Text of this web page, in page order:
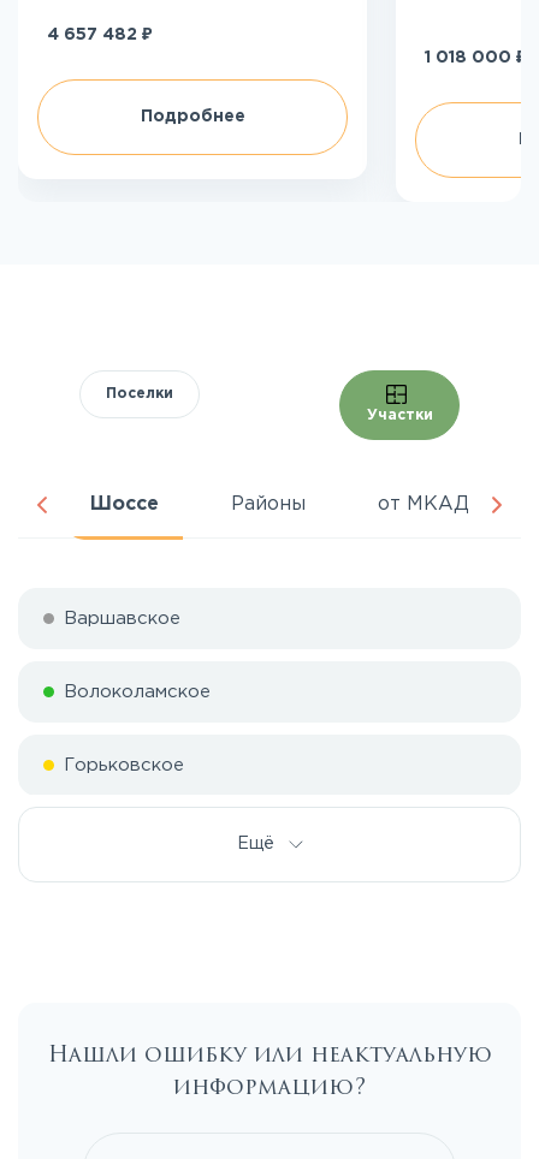
4 657 482 ₽
Подробнее
1 018 000 ₽
Поселки
Участки
Шоссе Районы от МКАД
Варшавское
Волоколамское
Горьковское
Каширское
Ещё
Нашли ошибку или неактуальную
информацию?